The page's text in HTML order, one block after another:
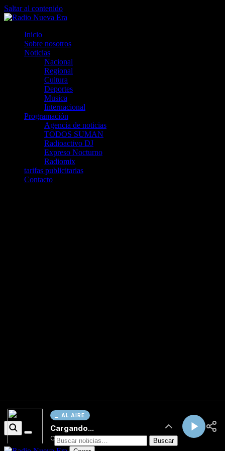
AL AIRE
Cargando...
Conectando...